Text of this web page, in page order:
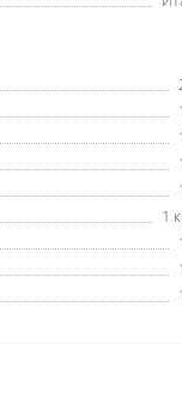
1